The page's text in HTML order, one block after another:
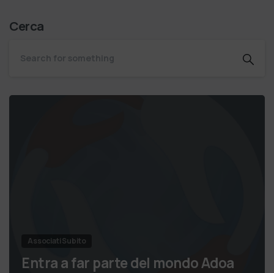
Cerca
Associati Subito
Entra a far parte del mondo Adoa